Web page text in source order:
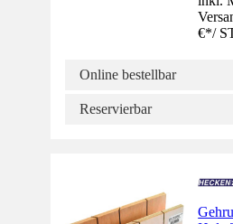
€*/
Online bestellbar
Reservierbar